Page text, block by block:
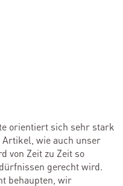
orientiert sich sehr stark
wie auch unser
von Zeit zu Zeit so
gerecht wird.
behaupten, wir